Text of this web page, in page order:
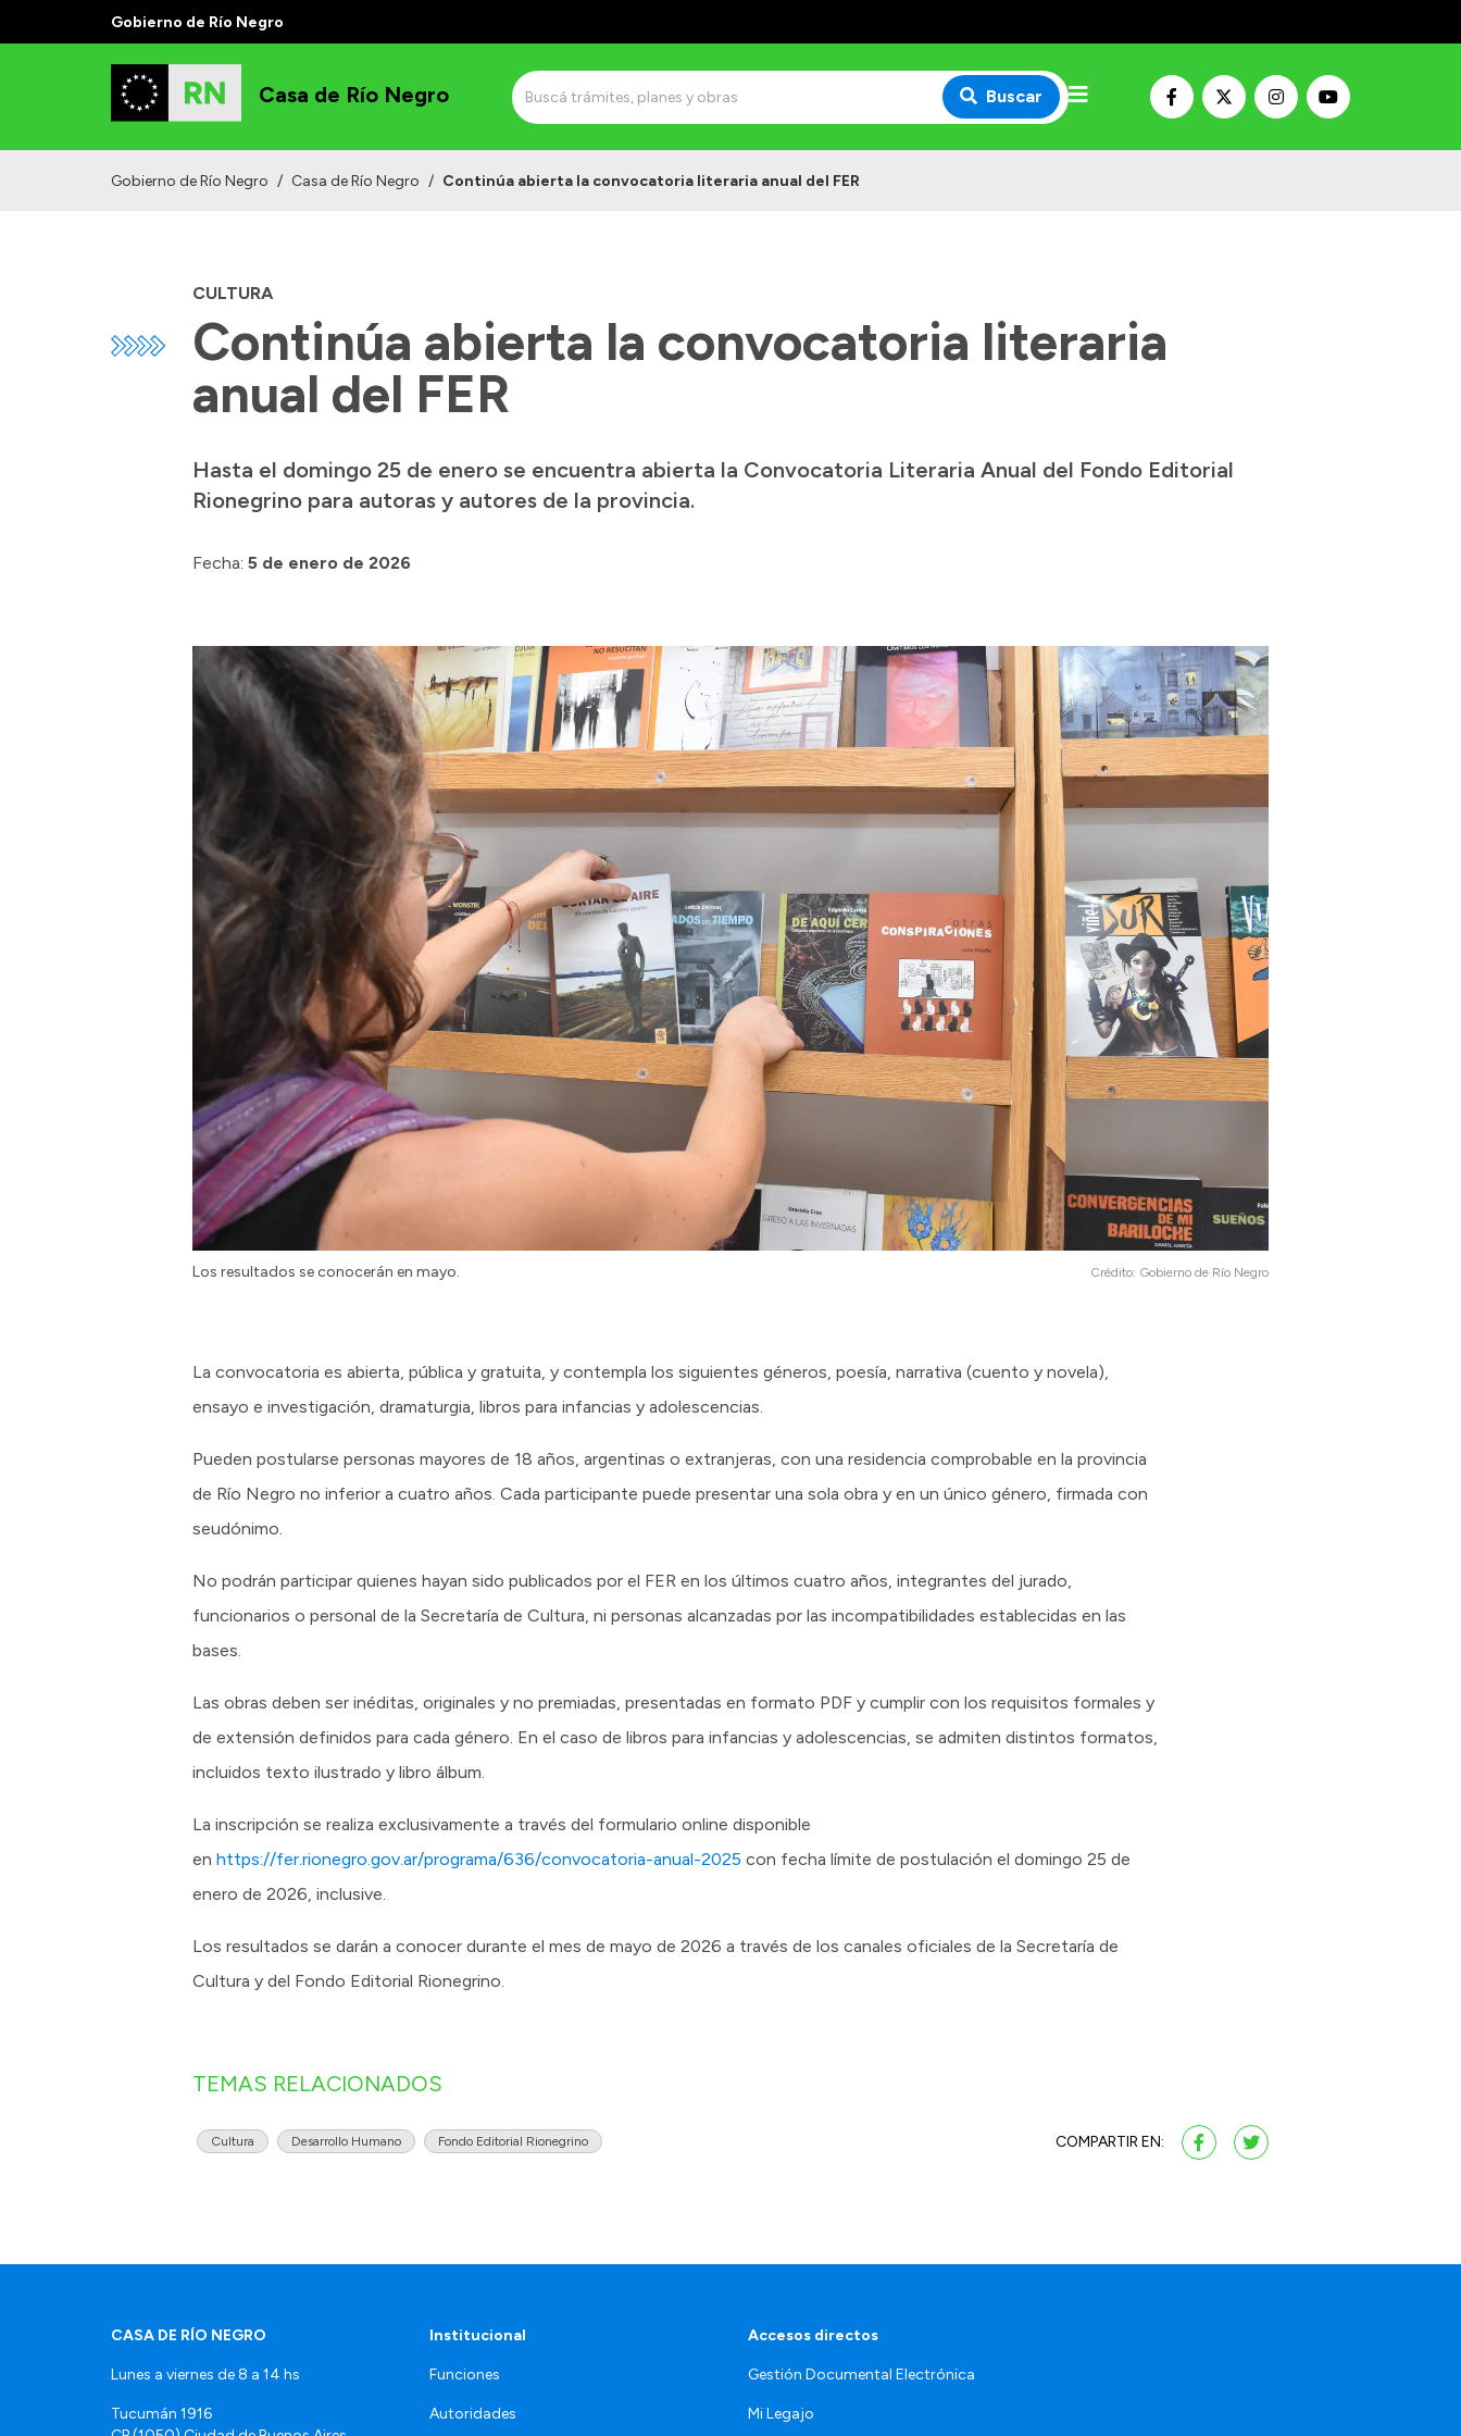
Gobierno de Río Negro
Casa de Río Negro Buscar
Gobierno de Río Negro / Casa de Río Negro / Continúa abierta la convocatoria literaria anual del FER
CULTURA
Continúa abierta la convocatoria literaria
anual del FER
Hasta el domingo 25 de enero se encuentra abierta la Convocatoria Literaria Anual del Fondo Editorial
Rionegrino para autoras y autores de la provincia.
Fecha: 5 de enero de 2026
Los resultados se conocerán en mayo. Crédito: Gobierno de Río Negro
La convocatoria es abierta, pública y gratuita, y contempla los siguientes géneros, poesía, narrativa (cuento y novela),
ensayo e investigación, dramaturgia, libros para infancias y adolescencias.
Pueden postularse personas mayores de 18 años, argentinas o extranjeras, con una residencia comprobable en la provincia
de Río Negro no inferior a cuatro años. Cada participante puede presentar una sola obra y en un único género, firmada con
seudónimo.
No podrán participar quienes hayan sido publicados por el FER en los últimos cuatro años, integrantes del jurado,
funcionarios o personal de la Secretaría de Cultura, ni personas alcanzadas por las incompatibilidades establecidas en las
bases.
Las obras deben ser inéditas, originales y no premiadas, presentadas en formato PDF y cumplir con los requisitos formales y
de extensión definidos para cada género. En el caso de libros para infancias y adolescencias, se admiten distintos formatos,
incluidos texto ilustrado y libro álbum.
La inscripción se realiza exclusivamente a través del formulario online disponible
en https://fer.rionegro.gov.ar/programa/636/convocatoria-anual-2025 con fecha límite de postulación el domingo 25 de
enero de 2026, inclusive.
Los resultados se darán a conocer durante el mes de mayo de 2026 a través de los canales oficiales de la Secretaría de
Cultura y del Fondo Editorial Rionegrino.
TEMAS RELACIONADOS
Cultura Desarrollo Humano Fondo Editorial Rionegrino COMPARTIR EN:
CASA DE RÍO NEGRO
Lunes a viernes de 8 a 14 hs
Tucumán 1916
Institucional
Funciones
Autoridades
Accesos directos
Gestión Documental Electrónica
Mi Legajo